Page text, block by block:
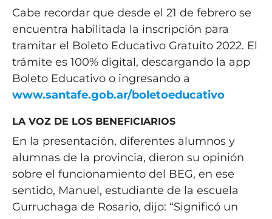
Cabe recordar que desde el 21 de febrero se
encuentra habilitada la inscripción para
tramitar el Boleto Educativo Gratuito 2022. El
trámite es 100% digital, descargando la app
Boleto Educativo o ingresando a
www.santafe.gob.ar/boletoeducativo
LA VOZ DE LOS BENEFICIARIOS
En la presentación, diferentes alumnos y
alumnas de la provincia, dieron su opinión
sobre el funcionamiento del BEG, en ese
sentido, Manuel, estudiante de la escuela
Gurruchaga de Rosario, dijo: “Significó un